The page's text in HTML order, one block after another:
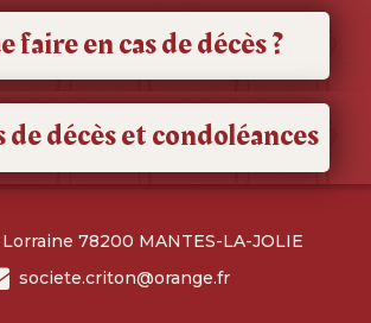
faire en cas de décès ?
de décès et condoléances
78200 MANTES-LA-JOLIE
societe.criton@orange.fr